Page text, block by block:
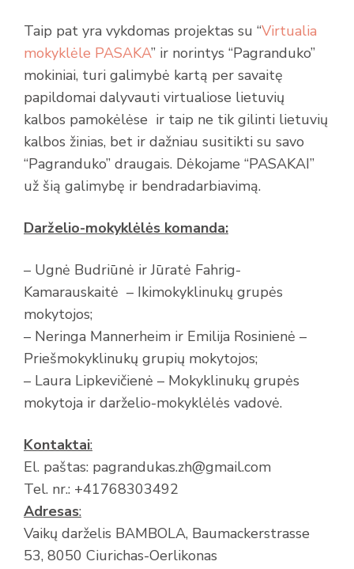
Taip pat yra vykdomas projektas su “Virtualia
mokyklėle PASAKA” ir norintys “Pagranduko”
mokiniai, turi galimybė kartą per savaitę
papildomai dalyvauti virtualiose lietuvių
kalbos pamokėlėse ir taip ne tik gilinti lietuvių
kalbos žinias, bet ir dažniau susitikti su savo
“Pagranduko” draugais. Dėkojame “PASAKAI”
už šią galimybę ir bendradarbiavimą.
Darželio-mokyklėlės komanda:
– Ugnė Budriūnė ir Jūratė Fahrig-
Kamarauskaitė – Ikimokyklinukų grupės
mokytojos;
– Neringa Mannerheim ir Emilija Rosinienė –
Priešmokyklinukų grupių mokytojos;
– Laura Lipkevičienė – Mokyklinukų grupės
mokytoja ir darželio-mokyklėlės vadovė.
Kontaktai:
El. paštas: pagrandukas.zh@gmail.com
Tel. nr.: +41768303492
Adresas:
Vaikų darželis BAMBOLA, Baumackerstrasse
53, 8050 Ciurichas-Oerlikonas